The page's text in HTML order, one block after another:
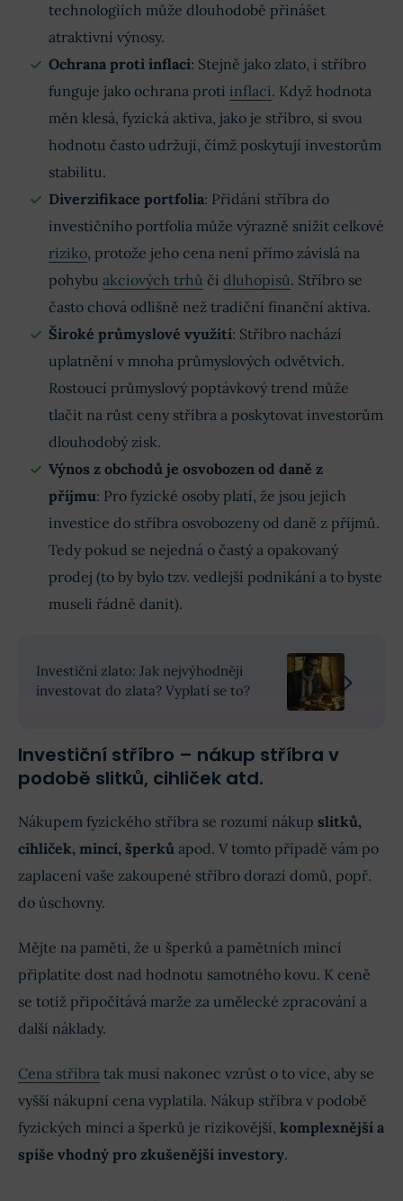
technologiích může dlouhodobě přinášet
atraktivní výnosy.
Ochrana proti inflaci: Stejně jako zlato, i stříbro
funguje jako ochrana proti inflaci. Když hodnota
měn klesá, fyzická aktiva, jako je stříbro, si svou
hodnotu často udržují, čímž poskytují investorům
stabilitu.
Diverzifikace portfolia: Přidání stříbra do
investičního portfolia může výrazně snížit celkové
riziko, protože jeho cena není přímo závislá na
pohybu akciových trhů či dluhopisů. Stříbro se
často chová odlišně než tradiční finanční aktiva.
Široké průmyslové využití: Stříbro nachází
uplatnění v mnoha průmyslových odvětvích.
Rostoucí průmyslový poptávkový trend může
tlačit na růst ceny stříbra a poskytovat investorům
dlouhodobý zisk.
Výnos z obchodů je osvobozen od daně z
příjmu: Pro fyzické osoby platí, že jsou jejich
investice do stříbra osvobozeny od daně z příjmů.
Tedy pokud se nejedná o častý a opakovaný
prodej (to by bylo tzv. vedlejší podnikání a to byste
museli řádně danit).
Investiční zlato: Jak nejvýhodněji
investovat do zlata? Vyplatí se to?
Investiční stříbro – nákup stříbra v
podobě slitků, cihliček atd.
Nákupem fyzického stříbra se rozumí nákup slitků,
cihliček, mincí, šperků apod. V tomto případě vám po
zaplacení vaše zakoupené stříbro dorazí domů, popř.
do úschovny.
Mějte na paměti, že u šperků a pamětních mincí
připlatíte dost nad hodnotu samotného kovu. K ceně
se totiž připočítává marže za umělecké zpracování a
další náklady.
Cena stříbra tak musí nakonec vzrůst o to více, aby se
vyšší nákupní cena vyplatila. Nákup stříbra v podobě
fyzických mincí a šperků je rizikovější, komplexnější a
spíše vhodný pro zkušenější investory.